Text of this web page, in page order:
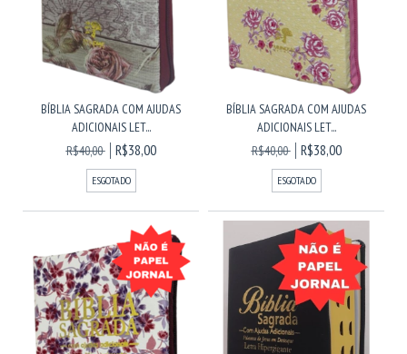
BÍBLIA SAGRADA COM AJUDAS
ADICIONAIS LET...
R$40,00
R$38,00
ESGOTADO
BÍBLIA SAGRADA COM AJUDAS
ADICIONAIS LET...
R$40,00
R$38,00
ESGOTADO